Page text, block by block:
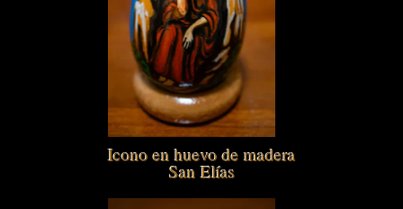
Icono en huevo de madera
San Elías